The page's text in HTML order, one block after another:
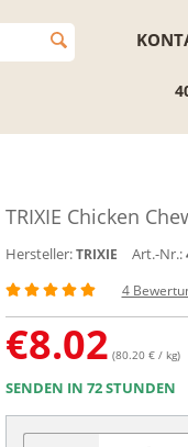
TRIXIE Chicken
Hersteller: TRIXIE Art.-Nr.:
4
€8.02 (80.20 € / kg)
SENDEN IN 72 STUNDEN